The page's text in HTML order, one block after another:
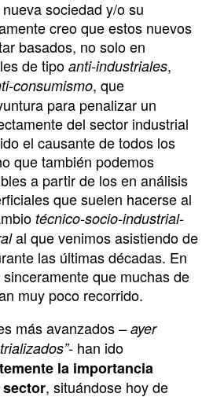
sociedad y/o su
creo que estos nuevos
basados, no solo en
de tipo anti-industriales,
consumismo, que
para penalizar un
del sector industrial
el causante de todos los
que también podemos
a partir de los en análisis
que suelen hacerse al
técnico-socio-industrial-
al que venimos asistiendo de
las últimas décadas. En
que muchas de
muy poco recorrido.
más avanzados – ayer
han ido
la importancia
, situándose hoy de